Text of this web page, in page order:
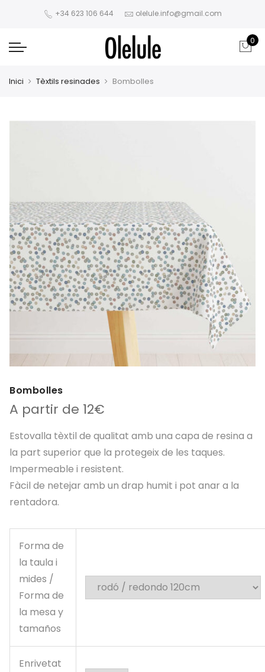
+34 623 106 644 olelule.info@gmail.com
0
Inici Tèxtils resinades Bombolles
Bombolles
A partir de 12€
Estovalla tèxtil de qualitat amb una capa de resina a
la part superior que la protegeix de les taques.
Impermeable i resistent.
Fàcil de netejar amb un drap humit i pot anar a la
rentadora.
Forma de
la taula i
mides /
Forma de
la mesa y
tamaños
Enrivetat